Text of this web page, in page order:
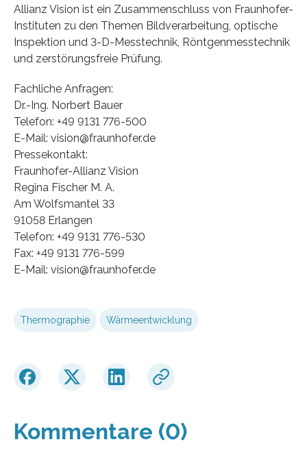
Allianz Vision ist ein Zusammenschluss von Fraunhofer-
Instituten zu den Themen Bildverarbeitung, optische
Inspektion und 3-D-Messtechnik, Röntgenmesstechnik
und zerstörungsfreie Prüfung.
Fachliche Anfragen:
Dr.-Ing. Norbert Bauer
Telefon: +49 9131 776-500
E-Mail: vision@fraunhofer.de
Pressekontakt:
Fraunhofer-Allianz Vision
Regina Fischer M. A.
Am Wolfsmantel 33
91058 Erlangen
Telefon: +49 9131 776-530
Fax: +49 9131 776-599
E-Mail: vision@fraunhofer.de
Thermographie Wärmeentwicklung
Kommentare (0)